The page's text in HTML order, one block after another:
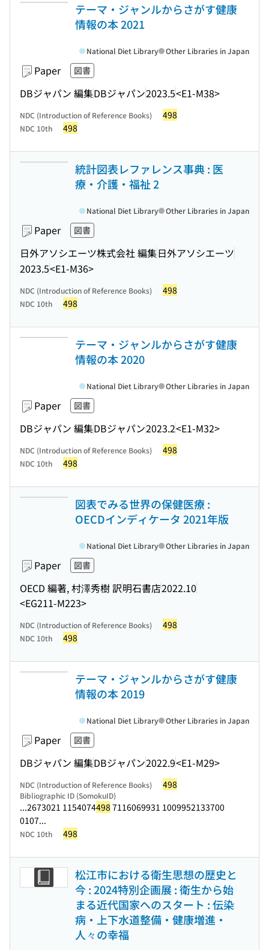
テーマ・ジャンルからさがす健康
情報の本 2021
Paper 図書
DBジャパン 編集DBジャパン2023.5<E1-M38>
National Diet Library Other Libraries in Japan
NDC (Introduction of Reference Books) 498
NDC 10th 498
統計図表レファレンス事典 : 医
療・介護・福祉 2
Paper 図書
日外アソシエーツ株式会社 編集日外アソシエーツ
2023.5<E1-M36>
National Diet Library Other Libraries in Japan
NDC (Introduction of Reference Books) 498
NDC 10th 498
テーマ・ジャンルからさがす健康
情報の本 2020
Paper 図書
DBジャパン 編集DBジャパン2023.2<E1-M32>
National Diet Library Other Libraries in Japan
NDC (Introduction of Reference Books) 498
NDC 10th 498
図表でみる世界の保健医療 :
OECDインディケータ 2021年版
Paper 図書
OECD 編著, 村澤秀樹 訳明石書店2022.10
<EG211-M223>
National Diet Library Other Libraries in Japan
NDC (Introduction of Reference Books) 498
NDC 10th 498
テーマ・ジャンルからさがす健康
情報の本 2019
Paper 図書
DBジャパン 編集DBジャパン2022.9<E1-M29>
National Diet Library Other Libraries in Japan
NDC (Introduction of Reference Books) 498
Bibliographic ID (SomokuID)
...2673021 1154074498 7116069931 1009952133700
0107...
NDC 10th 498
松江市における衛生思想の歴史と
今 : 2024特別企画展 : 衛生から始
まる近代国家へのスタート : 伝染
病・上下水道整備・健康増進・
人々の幸福